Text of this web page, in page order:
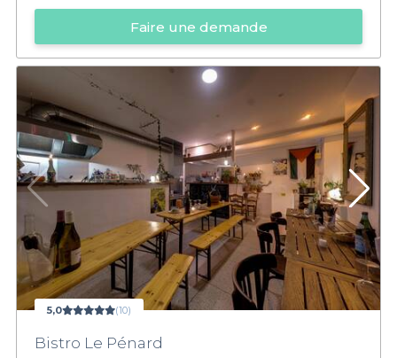
Faire une demande
5,0 (10)
Bistro Le Pénard